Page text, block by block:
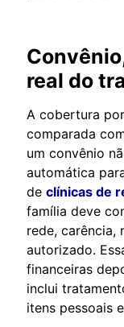
real do
A cobertura
comparada
um convênio
automática
de clínicas de
família deve
rede, carência,
autorizado.
financeiras
inclui
itens pessoais